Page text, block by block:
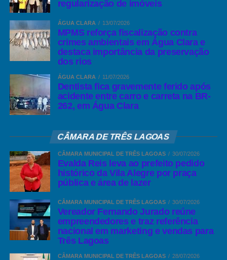
regularização de imóveis
ÁGUA CLARA 13/07/2026
MPMS reforça fiscalização contra
crimes ambientais em Água Clara e
destaca importância da preservação
dos rios
ÁGUA CLARA 11/07/2026
Dentista fica gravemente ferido após
acidente entre carro e carreta na BR-
262, em Água Clara
CÂMARA DE TRÊS LAGOAS
CÂMARA MUNICIPAL DE TRÊS LAGOAS 30/07/2026
Evalda Reis leva ao prefeito pedido
histórico da Vila Alegre por praça
pública e área de lazer
CÂMARA MUNICIPAL DE TRÊS LAGOAS 30/07/2026
Vereador Fernando Jurado reúne
empreendedores e traz referência
nacional em marketing e vendas para
Três Lagoas
CÂMARA MUNICIPAL DE TRÊS LAGOAS 28/07/2026